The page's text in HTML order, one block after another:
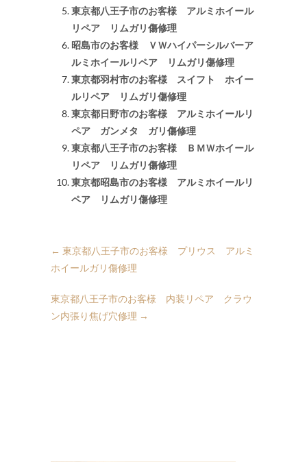
東京都八王子市のお客様 アルミホイール
リペア リムガリ傷修理
昭島市のお客様 ＶＷハイパーシルバーア
ルミホイールリペア リムガリ傷修理
東京都羽村市のお客様 スイフト ホイー
ルリペア リムガリ傷修理
東京都日野市のお客様 アルミホイールリ
ペア ガンメタ ガリ傷修理
東京都八王子市のお客様 ＢＭＷホイール
リペア リムガリ傷修理
東京都昭島市のお客様 アルミホイールリ
ペア リムガリ傷修理
← 東京都八王子市のお客様 プリウス アルミ
ホイールガリ傷修理
東京都八王子市のお客様 内装リペア クラウ
ン内張り焦げ穴修理 →